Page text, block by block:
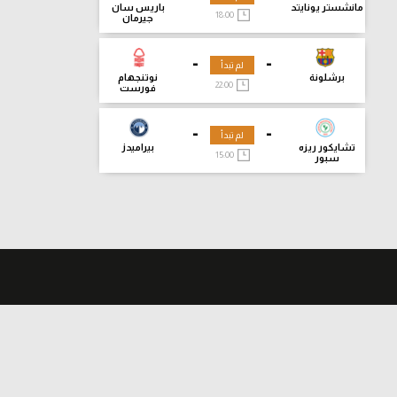
مانشستر يونايتد
باريس سان
جيرمان
18:00
-
برشلونة
-
نوتنجهام
فورست
لم تبدأ
-
تشايكور ريزه
سبور
-
بيراميدز
لم تبدأ
15:00